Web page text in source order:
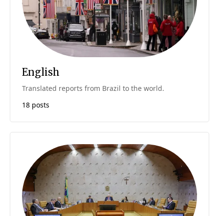
English
Translated reports from Brazil to the world.
18 posts